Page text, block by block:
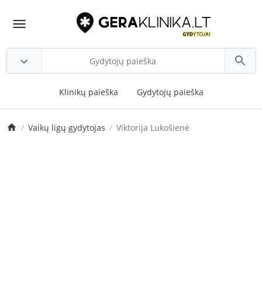
Klinikų paieška Gydytojų paieška
Vaikų ligų gydytojas Viktorija Lukošienė